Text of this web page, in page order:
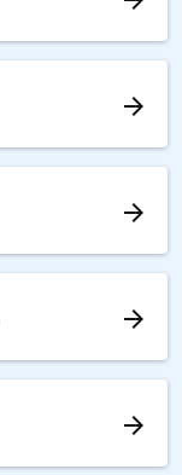
arrow_forward
arrow_forward
arrow_forward
arrow_forward